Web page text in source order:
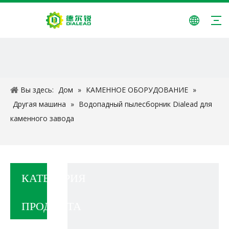
Вы здесь: Дом » КАМЕННОЕ ОБОРУДОВАНИЕ »
Другая машина » Водопадный пылесборник Dialead для
каменного завода
КАТЕГОРИЯ
ПРОДУКТА